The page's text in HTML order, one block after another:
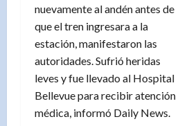
nuevamente al andén antes de
que el tren ingresara a la
estación, manifestaron las
autoridades. Sufrió heridas
leves y fue llevado al Hospital
Bellevue para recibir atención
médica, informó Daily News.